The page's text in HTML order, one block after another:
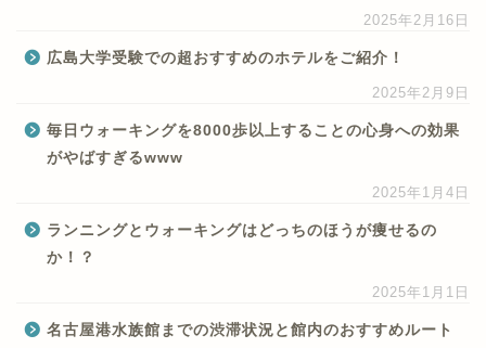
2025年2月16日
広島大学受験での超おすすめのホテルをご紹介！
2025年2月9日
毎日ウォーキングを8000歩以上することの心身への効果
がやばすぎるwww
2025年1月4日
ランニングとウォーキングはどっちのほうが痩せるの
か！？
2025年1月1日
名古屋港水族館までの渋滞状況と館内のおすすめルート